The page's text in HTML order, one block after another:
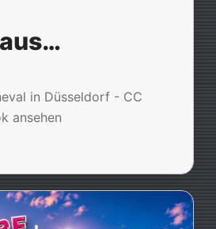
in Düsseldorf - CC
ansehen